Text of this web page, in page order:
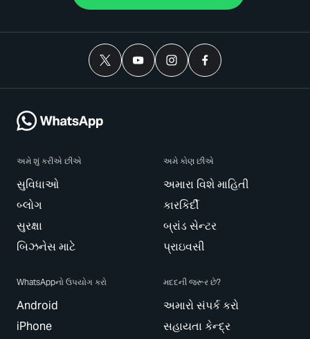
અમે શું કરીએ છીએ
સુવિધાઓ
બ્લોગ
સુરક્ષા
બિઝનેસ માટે
અમે કોણ છીએ
અમારા વિશે માહિતી
કારકિર્દી
બ્રાંડ સેન્ટર
પ્રાઇવસી
WhatsAppનો ઉપયોગ કરો
Android
iPhone
મદદની જરૂર છે?
અમારો સંપર્ક કરો
સહાયતા કેન્દ્ર